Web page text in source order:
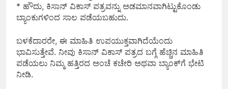
* ಹೌದು, ಕಿಸಾನ್ ವಿಕಾಸ್ ಪತ್ರವನ್ನು ಅಡಮಾನವಾಗಿಟ್ಟುಕೊಂಡು
ಬ್ಯಾಂಕುಗಳಿಂದ ಸಾಲ ಪಡೆಯಬಹುದು.
ಬಳಕೆದಾರರೇ, ಈ ಮಾಹಿತಿ ಉಪಯುಕ್ತವಾಗಿದೆಯೆಂದು
ಭಾವಿಸುತ್ತೇವೆ. ನೀವು ಕಿಸಾನ್ ವಿಕಾಸ್ ಪತ್ರದ ಬಗ್ಗೆ ಹೆಚ್ಚಿನ ಮಾಹಿತಿ
ಪಡೆಯಲು ನಿಮ್ಮ ಹತ್ತಿರದ ಅಂಚೆ ಕಚೇರಿ ಅಥವಾ ಬ್ಯಾಂಕ್‌ಗೆ ಭೇಟಿ
ನೀಡಿ.